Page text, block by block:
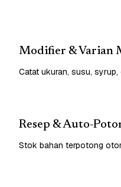
Modifier & Varian
Catat ukuran, susu,
Resep & Auto-
Stok bahan terpotong